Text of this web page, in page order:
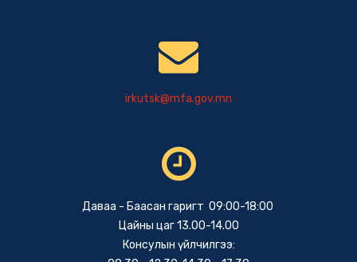
irkutsk@mfa.gov.mn
Даваа - Баасан гаригт 09:00-18:00
Цайны цаг 13.00-14.00
Консулын үйлчилгээ: